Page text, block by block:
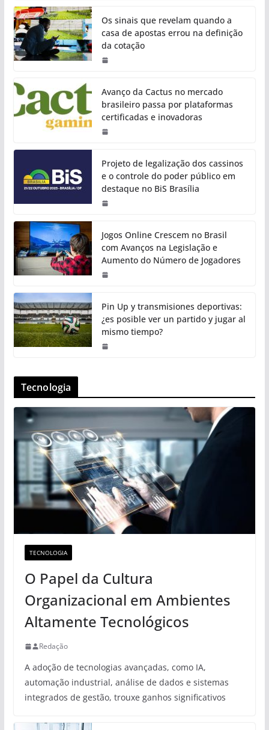
Os sinais que revelam quando a
casa de apostas errou na definição
da cotação
Avanço da Cactus no mercado
brasileiro passa por plataformas
certificadas e inovadoras
Projeto de legalização dos cassinos
e o controle do poder público em
destaque no BiS Brasília
Jogos Online Crescem no Brasil
com Avanços na Legislação e
Aumento do Número de Jogadores
Pin Up y transmisiones deportivas:
¿es posible ver un partido y jugar al
mismo tiempo?
Tecnologia
TECNOLOGIA
O Papel da Cultura
Organizacional em Ambientes
Altamente Tecnológicos
Redação
A adoção de tecnologias avançadas, como IA,
automação industrial, análise de dados e sistemas
integrados de gestão, trouxe ganhos significativos